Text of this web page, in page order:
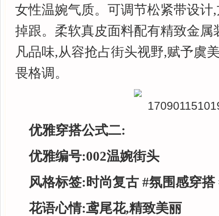
女性温婉气质。可调节松紧带设计
掉跟。柔软真皮面料配有精致金属
凡品味,从容抢占街头视野,赋予虞
畏格调。
优雅穿搭公式二:
优雅编号:002温婉街头
风格标签:时尚复古 #氛围感穿搭
花语心情:鸢尾花,精致美丽